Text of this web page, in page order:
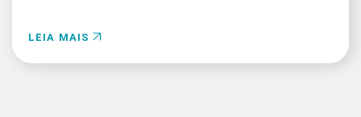
LEIA MAIS